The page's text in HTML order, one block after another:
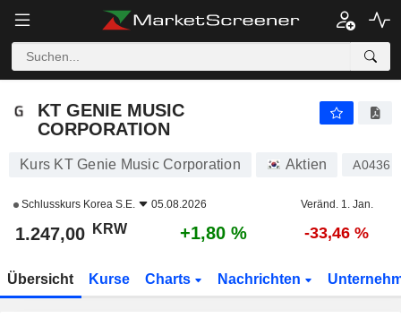
KT GENIE MUSIC
CORPORATION
Kurs KT Genie Music Corporation Aktien
Schlusskurs Korea S.E. 05.08.2026 Veränd. 1. Jan.
1.247,00 KRW +1,80 % -33,46 %
Übersicht Kurse Charts Nachrichten